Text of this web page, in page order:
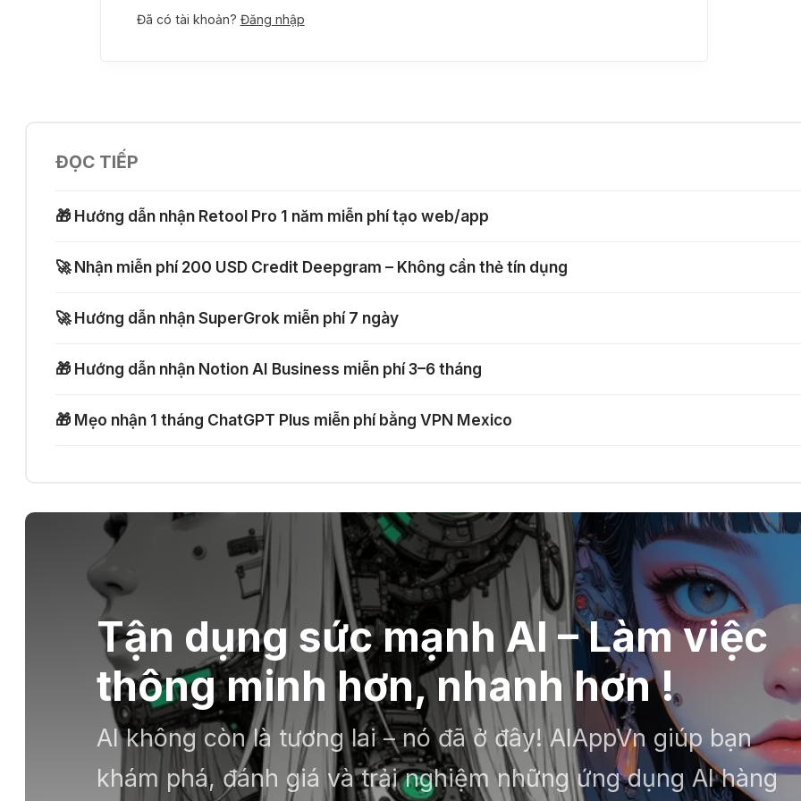
Đã có tài khoản? Đăng nhập
ĐỌC TIẾP
🎁 Hướng dẫn nhận Retool Pro 1 năm miễn phí tạo web/app
🚀 Nhận miễn phí 200 USD Credit Deepgram – Không cần thẻ tín dụng
🚀 Hướng dẫn nhận SuperGrok miễn phí 7 ngày
🎁 Hướng dẫn nhận Notion AI Business miễn phí 3–6 tháng
🎁 Mẹo nhận 1 tháng ChatGPT Plus miễn phí bằng VPN Mexico
Tận dụng sức mạnh AI – Làm việc
thông minh hơn, nhanh hơn !
AI không còn là tương lai – nó đã ở đây! AIAppVn giúp bạn
khám phá, đánh giá và trải nghiệm những ứng dụng AI hàng